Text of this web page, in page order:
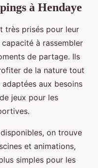
à Hendaye
très prisés pour leur
à rassembler
de partage. Ils
de la nature tout
aux besoins
jeux pour les
on trouve
et animations,
simples pour les